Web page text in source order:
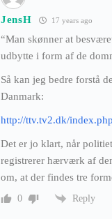
JensH 17 years ago
“Man skønner at
udbytte i form af de
Så kan jeg bedre forstå
Danmark:
http://ttv.tv2.dk/
Det er jo klart, når
registrerer hærværk af
om, at der findes tre
0 Reply